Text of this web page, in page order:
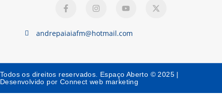
andrepaiaiafm@hotmail.com
Todos os direitos reservados. Espaço Aberto © 2025 |
Desenvolvido por Connect web marketing